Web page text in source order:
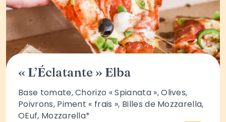
« L’Éclatante » Elba
Base tomate, Chorizo « Spianata », Olives,
Poivrons, Piment « frais », Billes de Mozzarella,
OEuf, Mozzarella*